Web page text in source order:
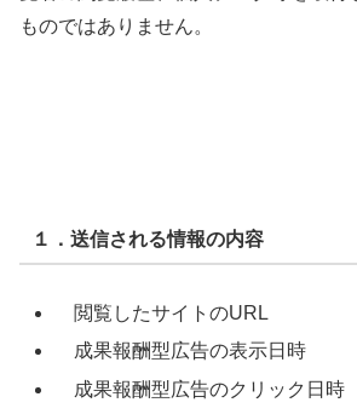
ものではありません。
１．送信される情報の内容
閲覧したサイトのURL
成果報酬型広告の表示日時
成果報酬型広告のクリック日時